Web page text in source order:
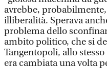
avrebbe,
illiberalità. Sperava
problema dello
ambito politico, che si
Tangentopoli, allo
era cambiata una volta